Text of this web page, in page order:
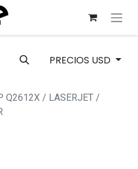
PRECIOS USD
Q2612X / LASERJET /